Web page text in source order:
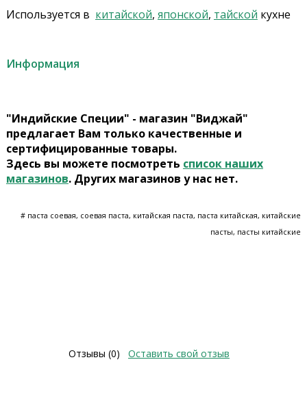
Используется в китайской, японской, тайской кухне
Информация
"Индийские Специи" - магазин "Виджай"
предлагает Вам только качественные и
сертифицированные товары.
Здесь вы можете посмотреть список наших
магазинов. Других магазинов у нас нет.
# паста соевая, соевая паста, китайская паста, паста китайская, китайские
пасты, пасты китайские
Отзывы (0) Оставить свой отзыв